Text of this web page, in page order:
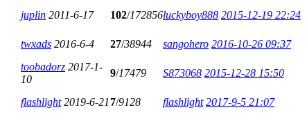
juplin 2011-6-17 102/172856luckyboy888 2015-12-19 22:24
twxads 2016-6-4 27/38944 sangohero 2016-10-26 09:37
toobadorz 2017-1-
10
9/17479 S873068 2015-12-28 15:50
flashlight 2019-6-21 7/9128 flashlight 2017-9-5 21:07